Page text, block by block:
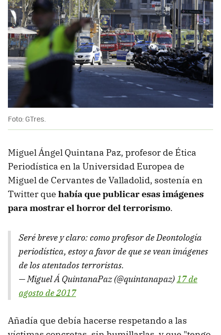
Foto: GTres.
Miguel Ángel Quintana Paz, profesor de Ética
Periodística en la Universidad Europea de
Miguel de Cervantes de Valladolid, sostenía en
Twitter que había que publicar esas imágenes
para mostrar el horror del terrorismo.
Seré breve y claro: como profesor de Deontología
periodística, estoy a favor de que se vean imágenes
de los atentados terroristas.
— Miguel Á QuintanaPaz (@quintanapaz)17 de
agosto de 2017
Añadía que debía hacerse respetando a las